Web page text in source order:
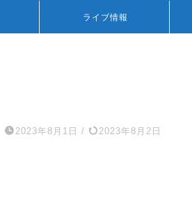
ライブ情報
2023年8月1日 / 2023年8月2日